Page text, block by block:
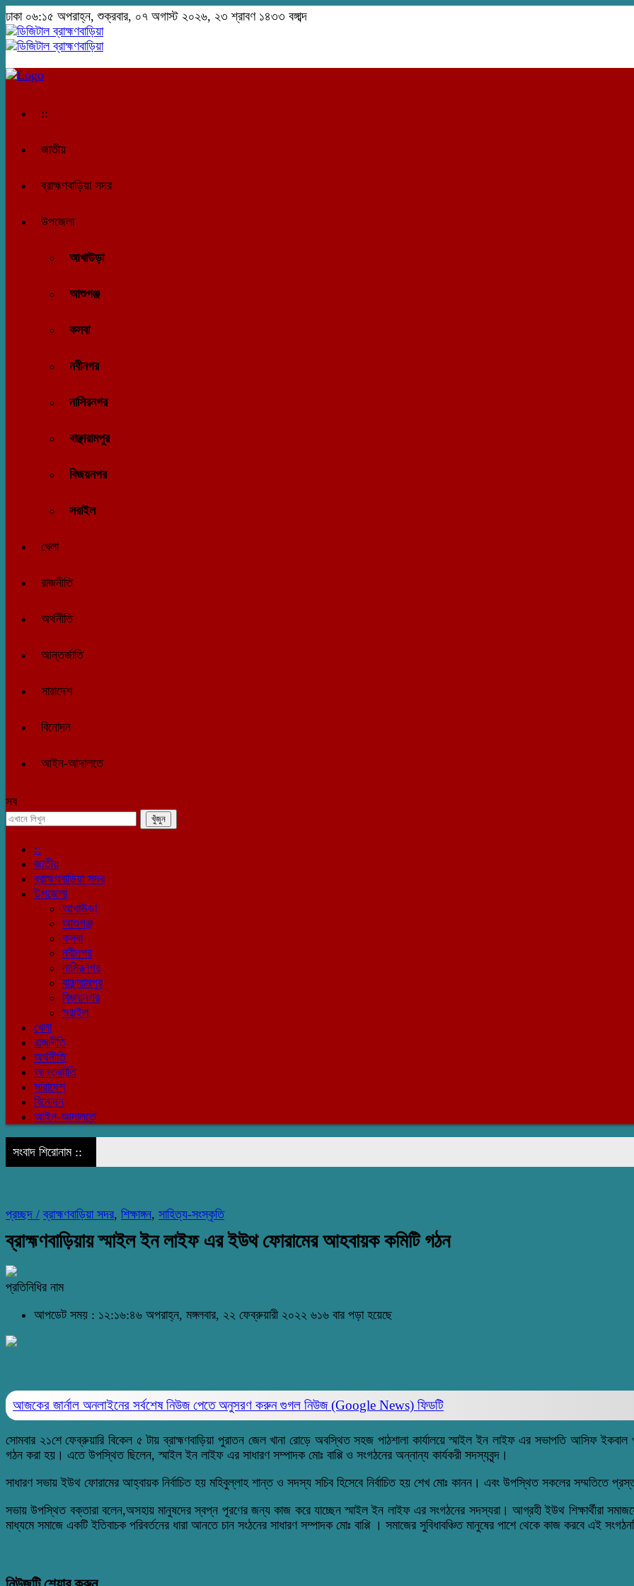
ঢাকা ০৬:১৫ অপরাহ্ন, শুক্রবার, ০৭ অগাস্ট ২০২৬, ২৩ শ্রাবণ ১৪৩৩ বঙ্গাব্দ
::
জাতীয়
ব্রাহ্মণবাড়িয়া সদর
উপজেলা
আখাউড়া
আশুগঞ্জ
কসবা
নবীনগর
নাসিরনগর
বাঞ্ছারামপুর
বিজয়নগর
সরাইল
খেলা
রাজনীতি
অর্থনীতি
আন্তর্জাতি
সারাদেশ
বিনোদন
আইন-আদালতে
সব
::
জাতীয়
ব্রাহ্মণবাড়িয়া সদর
উপজেলা
আখাউড়া
আশুগঞ্জ
কসবা
নবীনগর
নাসিরনগর
বাঞ্ছারামপুর
বিজয়নগর
সরাইল
খেলা
রাজনীতি
অর্থনীতি
আন্তর্জাতি
সারাদেশ
বিনোদন
আইন-আদালতে
সংবাদ শিরোনাম ::
প্রচ্ছদ / ব্রাহ্মণবাড়িয়া সদর, শিক্ষাঙ্গন, সাহিত্য-সংস্কৃতি
ব্রাহ্মণবাড়িয়ায় স্মাইল ইন লাইফ এর ইউথ ফোরামের আহবায়ক কমিটি গঠন
প্রতিনিধির নাম
আপডেট সময় : ১২:১৬:৪৬ অপরাহ্ন, মঙ্গলবার, ২২ ফেব্রুয়ারী ২০২২ ৬১৬ বার পড়া হয়েছে
আজকের জার্নাল অনলাইনের সর্বশেষ নিউজ পেতে অনুসরণ করুনগুগল নিউজ (Google News) ফিডটি
সোমবার ২১শে ফেব্রুয়ারি বিকেল ৫ টায় ব্রাহ্মণবাড়িয়া পুরাতন জেল খানা রোড়ে অবস্থিত সহজ পাঠশালা কার্যালয়ে স্মাইল ইন লাইফ এর সভাপতি আসিফ
গঠন করা হয়। এতে উপস্থিত ছিলেন, স্মাইল ইন লাইফ এর সাধারণ সম্পাদক মোঃ বাপ্পি ও সংগঠনের অন্নান্য কার্যকরী সদস্যবৃন্দ।
সাধারণ সভায় ইউথ ফোরামের আহ্বায়ক নির্বাচিত হয় মহিবুল্লাহ শান্ত ও সদস্য সচিব হিসেবে নির্বাচিত হয় শেখ মোঃ কানন। এবং উপস্থিত সকলের সম্মতিতে
সভায় উপস্থিত বক্তারা বলেন,অসহায় মানুষদের স্বপ্ন পূরণের জন্য কাজ করে যাচ্ছেন স্মাইল ইন লাইফ এর সংগঠনের সদস্যরা। আগ্রহী ইউথ শিক্ষার্থীরা
মাধ্যমে সমাজে একটি ইতিবাচক পরিবর্তনের ধারা আনতে চান সংঠনের সাধারণ সম্পাদক মোঃ বাপ্পি । সমাজের সুবিধাবঞ্চিত মানুষের পাশে থেকে কাজ করবে এই